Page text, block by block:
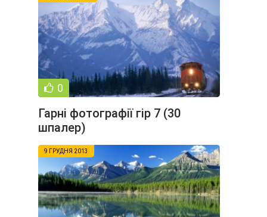
0
Гарні фотографії гір 7 (30
шпалер)
9 ГРУДНЯ 2013